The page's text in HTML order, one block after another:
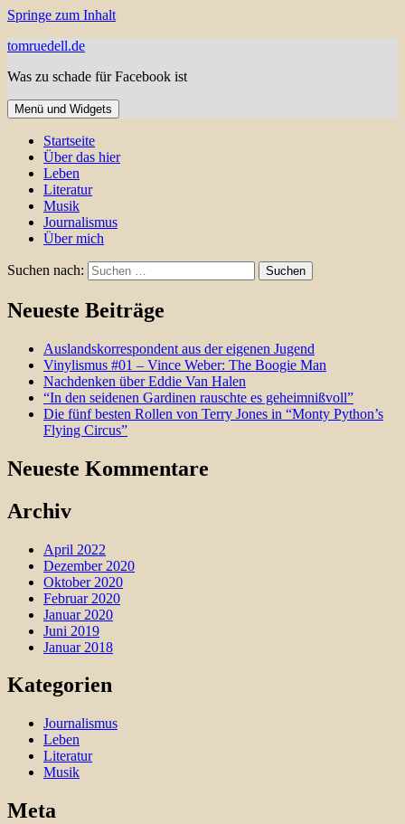
Springe zum Inhalt
tomruedell.de
Was zu schade für Facebook ist
Menü und Widgets
Startseite
Über das hier
Leben
Literatur
Musik
Journalismus
Über mich
Suchen nach:
Neueste Beiträge
Auslandskorrespondent aus der eigenen Jugend
Vinylismus #01 – Vince Weber: The Boogie Man
Nachdenken über Eddie Van Halen
“In den seidenen Gardinen rauschte es geheimnißvoll”
Die fünf besten Rollen von Terry Jones in “Monty Python’s
Flying Circus”
Neueste Kommentare
Archiv
April 2022
Dezember 2020
Oktober 2020
Februar 2020
Januar 2020
Juni 2019
Januar 2018
Kategorien
Journalismus
Leben
Literatur
Musik
Meta